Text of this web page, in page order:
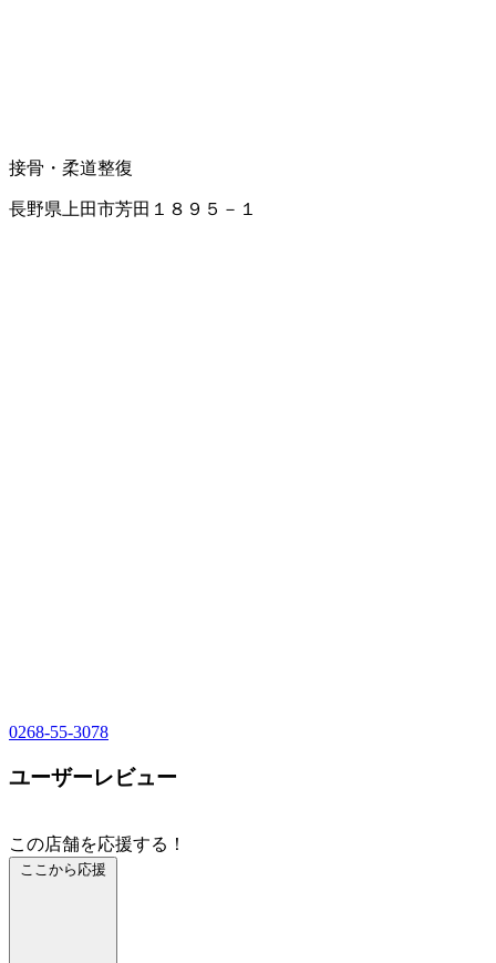
接骨・柔道整復
長野県上田市芳田１８９５－１
0268-55-3078
ユーザーレビュー
この店舗を応援する！
ここから応援